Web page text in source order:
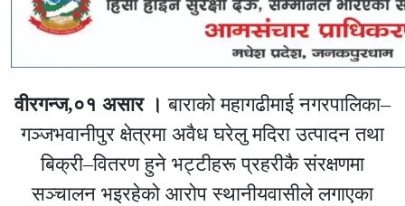
वीरगन्ज,०१ असार । बाराको महागढीमाई नगरपालिका–
गञ्जभवानीपुर क्षेत्रमा अवैध घरेलु मदिरा उत्पादन तथा
बिक्री–वितरण हुने भट्टीहरू प्रहरीकै संरक्षणमा
सञ्चालन भइरहेको आरोप स्थानीयवासीले लगाएका